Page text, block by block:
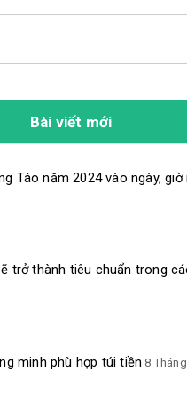
Bài viết mới
Táo năm 2024 vào ngày,
trở thành tiêu chuẩn trong
minh phù hợp túi tiền 8